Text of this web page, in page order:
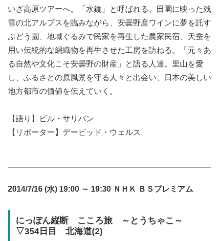
いざ高原ツアーへ。「水鏡」と呼ばれる、田園に映った残
雪の北アルプスを臨みながら、安曇野産ワインに夢を託す
ぶどう園、地域ぐるみで民家を再生した農家民宿、天蚕を
用い伝統的な絹織物を再生させた工房を訪ねる。「元々あ
る自然や文化こそ安曇野の財産」と語る人達。里山を愛
し、ふるさとの原風景を守る人々と出会い、日本の美しい
地方都市の価値を伝えていく。
【語り】ビル・サリバン
【リポーター】デービッド・ウェルス
2014/7/16 (水) 19:00 ～ 19:30 ＮＨＫ ＢＳプレミアム
にっぽん縦断 こころ旅 ～とうちゃこ～
▽354日目 北海道(2)